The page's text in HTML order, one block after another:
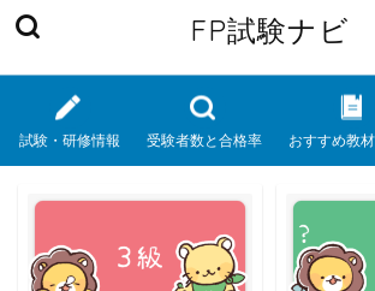
FP試験ナビ
試験・研修情報 受験者数と合格率 おすすめ教